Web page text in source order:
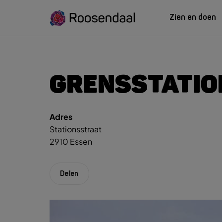
Zien en doen
ZIEN EN
LEREN
Adres
Stationsstraat
2910 Essen
Delen